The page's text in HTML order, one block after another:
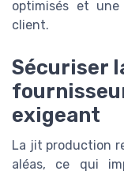
optimisés et une
client.
Sécuriser
exigeant
La jit production
aléas, ce qui